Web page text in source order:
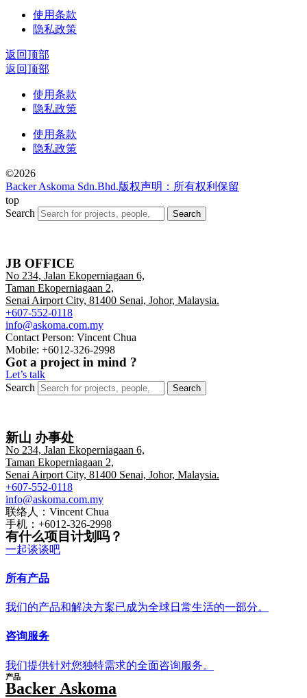
使用条款
隐私政策
返回顶部
返回顶部
使用条款
隐私政策
使用条款
隐私政策
©2026
Backer Askoma Sdn.Bhd.版权声明：所有权利保留
top
Search
Search
JB OFFICE
No 234, Jalan Ekoperniagaan 6,
Taman Ekoperniagaan 2,
Senai Airport City, 81400 Senai, Johor, Malaysia.
+607-552-0118
info@askoma.com.my
Contact Person: Vincent Chua
Mobile: +6012-326-2998
Got a project in mind ?
Let’s talk
Search
Search
新山 办事处
No 234, Jalan Ekoperniagaan 6,
Taman Ekoperniagaan 2,
Senai Airport City, 81400 Senai, Johor, Malaysia.
+607-552-0118
info@askoma.com.my
联络人：Vincent Chua
手机：+6012-326-2998
有什么项目计划吗？
一起谈谈吧
所有产品
我们的产品和解决方案已成为全球日常生活的一部分。
咨询服务
我们提供针对您独特需求的全面咨询服务。
产品
Backer Askoma